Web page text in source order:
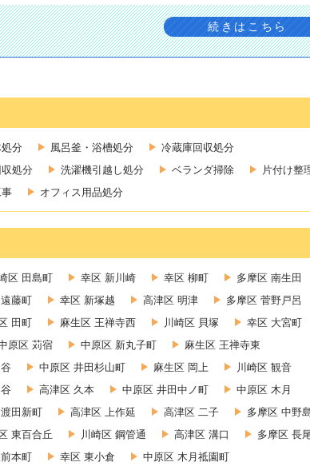
続きはこちら
分 風呂釜・浴槽処分
冷蔵庫回収処分
処分 洗濯機引越し処分 ベランダ掃除
片付け整
オフィス用品処分
区 田島町 幸区 新川崎 幸区 柳町
多摩区 南生田
藤町 幸区 新塚越 高津区 明津
多摩区 菅野戸呂
田町 麻生区 王禅寺西 川崎区 貝塚
幸区 大宮町
原区 苅宿 中原区 新丸子町
麻生区 王禅寺東
中原区 井田杉山町 麻生区 岡上
川崎区 観音
高津区 久本 中原区 井田中ノ町
中原区 木月
田新町 高津区 上作延 高津区 二子
多摩区 中野
東百合丘 川崎区 鋼管通 高津区 溝口
多摩区 長
本町 幸区 東小倉
中原区 木月祗園町